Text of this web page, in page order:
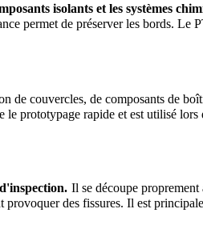
isolants et les systèmes
permet de préserver les bords. Le
de couvercles, de composants de
prototypage rapide et est utilisé
Il se découpe proprement
provoquer des fissures. Il est